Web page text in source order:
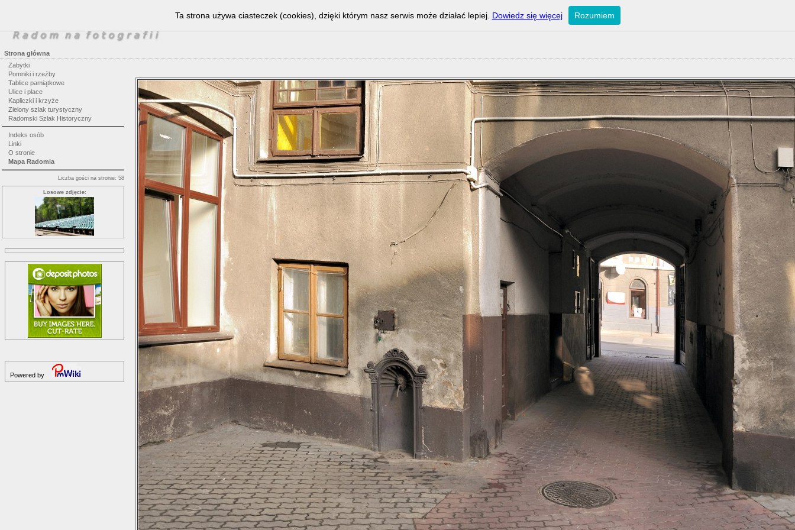
Strona główna
Zabytki
Pomniki i rzeźby
Tablice pamiątkowe
Ulice i place
Kapliczki i krzyże
Zielony szlak turystyczny
Radomski Szlak Historyczny
Indeks osób
Linki
O stronie
Mapa Radomia
Liczba gości na stronie: 58
Losowe zdjęcie:
Powered by
Ta strona używa ciasteczek (cookies), dzięki którym nasz serwis może działać lepiej. Dowiedz się więcej Rozumiem